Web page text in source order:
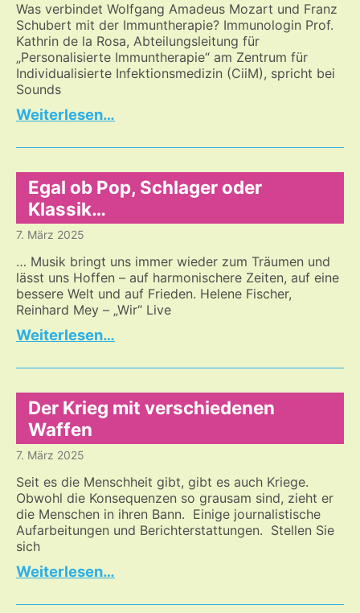
Was verbindet Wolfgang Amadeus Mozart und Franz
Schubert mit der Immuntherapie? Immunologin Prof.
Kathrin de la Rosa, Abteilungsleitung für
„Personalisierte Immuntherapie“ am Zentrum für
Individualisierte Infektionsmedizin (CiiM), spricht bei
Sounds
…
Betrachtungsweise
Krankheiten
Egal ob Pop, Schlager oder
Klassik…
7. März 2025
… Musik bringt uns immer wieder zum Träumen und
lässt uns Hoffen – auf harmonischere Zeiten, auf eine
bessere Welt und auf Frieden. Helene Fischer,
Reinhard Mey – „Wir“ Live
…
Pop,
oder
Der Krieg mit verschiedenen
Waffen
7. März 2025
Seit es die Menschheit gibt, gibt es auch Kriege.
Obwohl die Konsequenzen so grausam sind, zieht er
die Menschen in ihren Bann. Einige journalistische
Aufarbeitungen und Berichterstattungen. Stellen Sie
sich
…
mit